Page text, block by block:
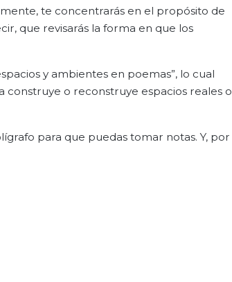
te concentrarás en el propósito de
que revisarás la forma en que los
y ambientes en poemas”, lo cual
construye o reconstruye espacios reales o
para que puedas tomar notas. Y, por